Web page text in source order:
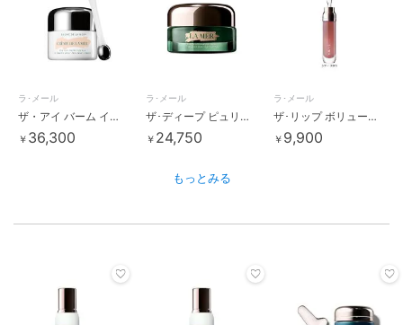
ラ･メール
ザ・アイ バーム インテンス
￥ 36,300
ラ･メール
ザ･ディープ ピュリファイング マスク
￥ 24,750
ラ･メール
ザ･リップ ボリューマイザー
￥ 9,900
もっとみる